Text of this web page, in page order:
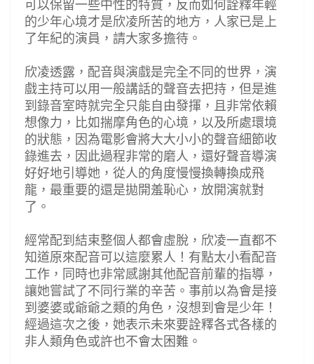
可以保留一些中性的特質，反而如何詮釋年輕
的少年心境才是欣凌所苦的地方，人家已是上
了年紀的演員，請大家多擔待。
欣凌透露，配音與演戲是完全不同的世界，演
戲主持可以用一般講話的聲音去把持，但是進
到錄音室時就完全只能自由發揮，且非常依賴
想像力，比如揣摩角色的心境，以及所處環境
的狀態，因為電影會將大大小小的聲音細節收
錄進去，因此過程非常的磨人，還好聲音導演
好好地引導她，從人的角度慢慢換轉換成飛
龍，最重要的還是拋開羞恥心，放開演就對
了。
經常配到結束整個人都會虛脫，欣凌一直都不
知道原來配音可以這麼累人！有點太小看配音
工作，同時也非常感謝其他配音前輩的指導，
讓她嘗試了不同行業的辛苦。事前以為會是接
到婆婆或爺爺之類的角色，沒想到會是少年！
經過這次之後，她表示未來要詮釋各式各樣的
非人類角色或許也不會太困難。